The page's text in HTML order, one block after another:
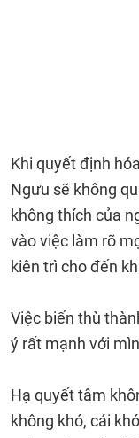
Khi quyết định
Ngưu sẽ không
không thích của
vào việc làm rõ
kiên trì cho đến
Việc biến thù
ý rất mạnh với
Hạ quyết tâm
không khó, cái